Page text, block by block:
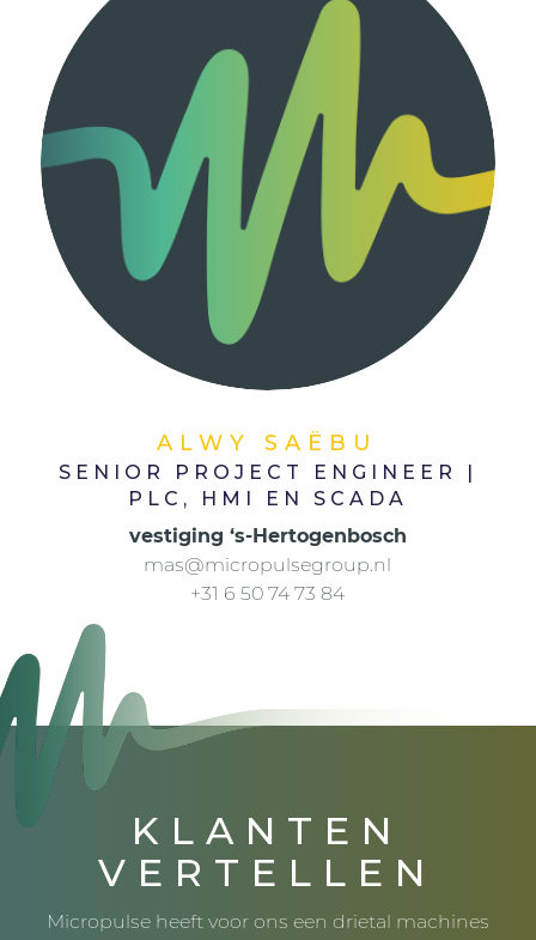
ALWY SAËBU
SENIOR PROJECT ENGINEER |
PLC, HMI EN SCADA
vestiging ‘s-Hertogenbosch
mas@micropulsegroup.nl
+31 6 50 74 73 84
KLANTEN
VERTELLEN
Micropulse heeft voor ons een drietal machines